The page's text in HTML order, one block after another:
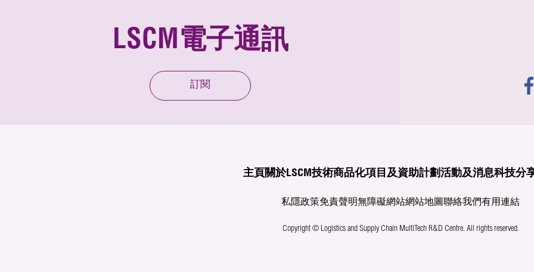
LSCM電子通訊
訂閱
主頁關於LSCM技術商品化項目及資助計劃活動及消息科技分
私隱政策免責聲明無障礙網站網站地圖聯絡我們有用連結
Copyright © Logistics and Supply Chain MultiTech R&D Centre. All rights reserved.